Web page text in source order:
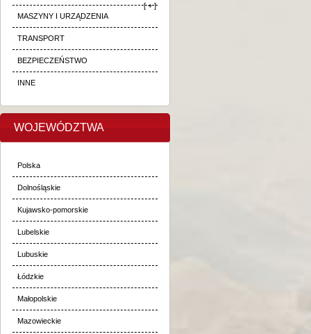
[ + ]
MASZYNY I URZĄDZENIA
TRANSPORT
BEZPIECZEŃSTWO
INNE
WOJEWÓDZTWA
Polska
Dolnośląskie
Kujawsko-pomorskie
Lubelskie
Lubuskie
Łódzkie
Małopolskie
Mazowieckie